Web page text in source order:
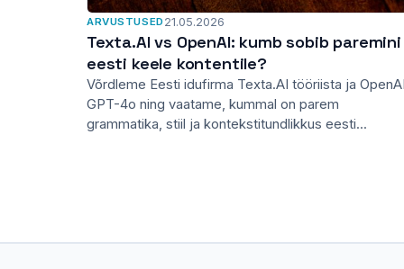
ARVUSTUSED 21.05.2026
Texta.AI vs OpenAI: kumb sobib paremini
eesti keele kontentile?
Võrdleme Eesti idufirma Texta.AI tööriista ja
GPT-4o ning vaatame, kummal on parem
grammatika, stiil ja kontekstitundlikkus eesti...